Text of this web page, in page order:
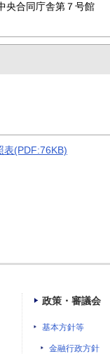
央合同庁舎第７号館
(PDF:76KB)
政策・審議会
基本方針等
金融行政方針